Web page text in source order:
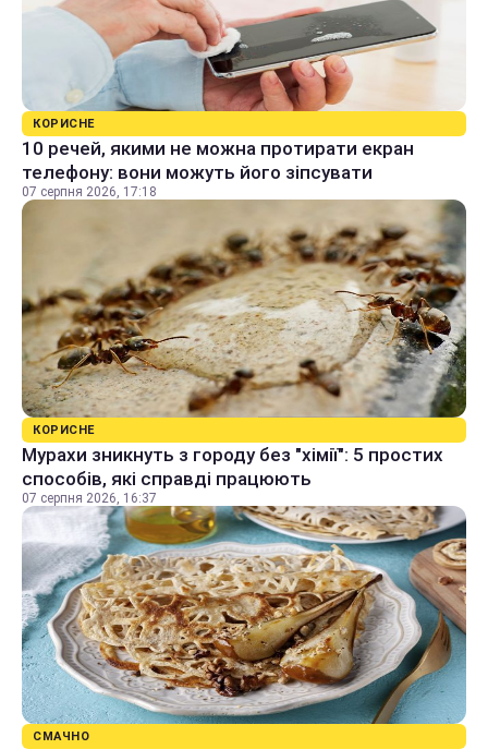
КОРИСНЕ
10 речей, якими не можна протирати екран
телефону: вони можуть його зіпсувати
07 серпня 2026, 17:18
КОРИСНЕ
Мурахи зникнуть з городу без "хімії": 5 простих
способів, які справді працюють
07 серпня 2026, 16:37
СМАЧНО